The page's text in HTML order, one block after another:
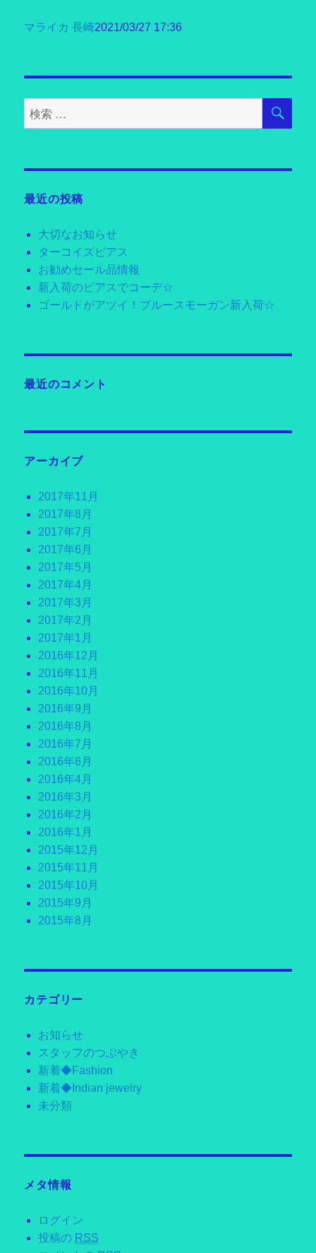
マライカ 長崎2021/03/27 17:36
検
索
検
最近の投稿
大切なお知らせ
ターコイズピアス
お勧めセール品情報
新入荷のピアスでコーデ☆
ゴールドがアツイ！ブルースモーガン新入荷☆
最近のコメント
アーカイブ
2017年11月
2017年8月
2017年7月
2017年6月
2017年5月
2017年4月
2017年3月
2017年2月
2017年1月
2016年12月
2016年11月
2016年10月
2016年9月
2016年8月
2016年7月
2016年6月
2016年4月
2016年3月
2016年2月
2016年1月
2015年12月
2015年11月
2015年10月
2015年9月
2015年8月
カテゴリー
お知らせ
スタッフのつぶやき
新着◆Fashion
新着◆Indian jewelry
未分類
メタ情報
ログイン
投稿の RSS